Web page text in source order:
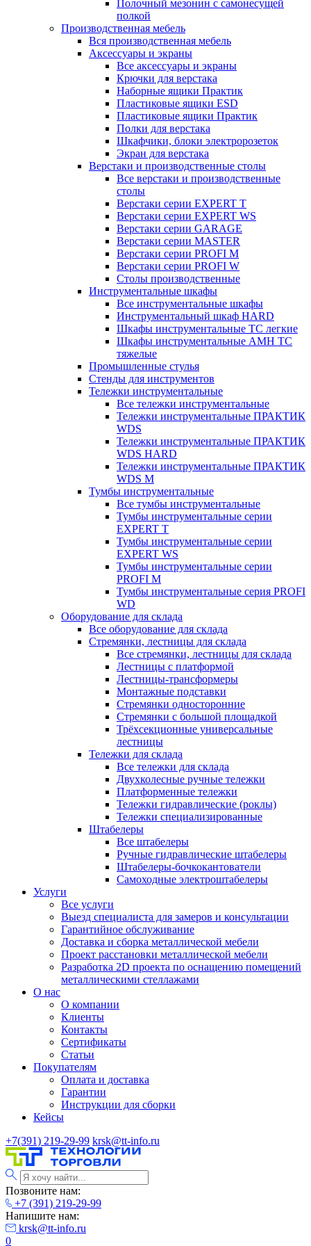
Полочный мезонин с самонесущей
полкой
Производственная мебель
Вся производственная мебель
Аксессуары и экраны
Все аксессуары и экраны
Крючки для верстака
Наборные ящики Практик
Пластиковые ящики ESD
Пластиковые ящики Практик
Полки для верстака
Шкафчики, блоки электророзеток
Экран для верстака
Верстаки и производственные столы
Все верстаки и производственные
столы
Верстаки серии EXPERT T
Верстаки серии EXPERT WS
Верстаки серии GARAGE
Верстаки серии MASTER
Верстаки серии PROFI M
Верстаки серии PROFI W
Столы производственные
Инструментальные шкафы
Все инструментальные шкафы
Инструментальный шкаф HARD
Шкафы инструментальные ТС легкие
Шкафы инструментальные AMH TC
тяжелые
Промышленные стулья
Стенды для инструментов
Тележки инструментальные
Все тележки инструментальные
Тележки инструментальные ПРАКТИК
WDS
Тележки инструментальные ПРАКТИК
WDS HARD
Тележки инструментальные ПРАКТИК
WDS M
Тумбы инструментальные
Все тумбы инструментальные
Тумбы инструментальные серии
EXPERT T
Тумбы инструментальные серии
EXPERT WS
Тумбы инструментальные серии
PROFI M
Тумбы инструментальные серия PROFI
WD
Оборудование для склада
Все оборудование для склада
Стремянки, лестницы для склада
Все стремянки, лестницы для склада
Лестницы с платформой
Лестницы-трансформеры
Монтажные подставки
Стремянки односторонние
Стремянки с большой площадкой
Трёхсекционные универсальные
лестницы
Тележки для склада
Все тележки для склада
Двухколесные ручные тележки
Платформенные тележки
Тележки гидравлические (роклы)
Тележки специализированные
Штабелеры
Все штабелеры
Ручные гидравлические штабелеры
Штабелеры-бочкокантователи
Самоходные электроштабелеры
Услуги
Все услуги
Выезд специалиста для замеров и консультации
Гарантийное обслуживание
Доставка и сборка металлической мебели
Проект расстановки металлической мебели
Разработка 2D проекта по оснащению помещений
металлическими стеллажами
О нас
О компании
Клиенты
Контакты
Сертификаты
Статьи
Покупателям
Оплата и доставка
Гарантии
Инструкции для сборки
Кейсы
+7(391) 219-29-99 krsk@tt-info.ru
Позвоните нам:
+7 (391) 219-29-99
Напишите нам:
krsk@tt-info.ru
0